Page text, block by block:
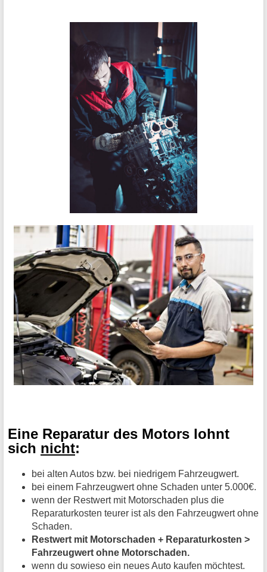
Eine Reparatur des Motors lohnt
sich nicht:
bei alten Autos bzw. bei niedrigem Fahrzeugwert.
bei einem Fahrzeugwert ohne Schaden unter 5.000€.
wenn der Restwert mit Motorschaden plus die
Reparaturkosten teurer ist als den Fahrzeugwert ohne
Schaden.
Restwert mit Motorschaden + Reparaturkosten >
Fahrzeugwert ohne Motorschaden.
wenn du sowieso ein neues Auto kaufen möchtest.